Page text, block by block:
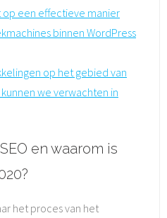
op een effectieve manier
binnen WordPress
op het gebied van
we verwachten in
en waarom is
het proces van het